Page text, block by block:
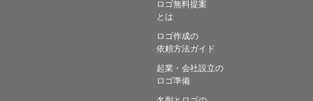
ロゴ無料提案
とは
ロゴ作成の
依頼方法ガイド
起業・会社設立の
ロゴ準備